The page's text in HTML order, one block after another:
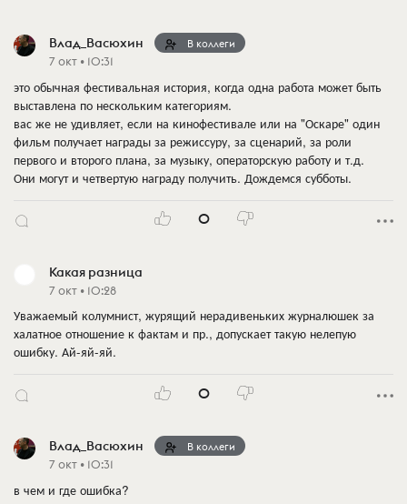
Влад_Васюхин В коллеги
7 окт • 10:31
это обычная фестивальная история, когда одна работа может быть
выставлена по нескольким категориям.
вас же не удивляет, если на кинофестивале или на "Оскаре" один
фильм получает награды за режиссуру, за сценарий, за роли
первого и второго плана, за музыку, операторскую работу и т.д.
Они могут и четвертую награду получить. Дождемся субботы.
0
Какая разница
7 окт • 10:28
Уважаемый колумнист, журящий нерадивеньких журналюшек за
халатное отношение к фактам и пр., допускает такую нелепую
ошибку. Ай-яй-яй.
0
Влад_Васюхин В коллеги
7 окт • 10:31
в чем и где ошибка?